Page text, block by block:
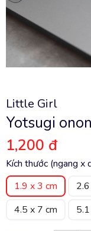
Little Girl
Yotsugi
1,200 đ
Kích thước (ngang x
1.9 x 3 cm
4.5 x 7 cm